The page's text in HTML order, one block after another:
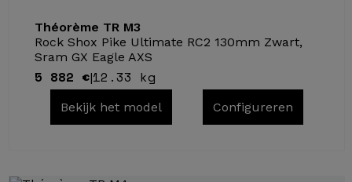
Théorème TR M3
Rock Shox Pike Ultimate RC2 130mm Zwart,
Sram GX Eagle AXS
5 882 €|12.33 kg
Bekijk het model Configureren